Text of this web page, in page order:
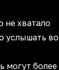
не хватало
услышать во
могут более